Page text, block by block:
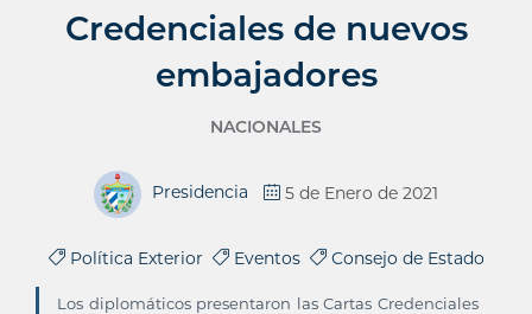
Credenciales de nuevos
embajadores
NACIONALES
Presidencia 5 de Enero de 2021
Política Exterior Eventos Consejo de Estado
Los diplomáticos presentaron las Cartas Credenciales